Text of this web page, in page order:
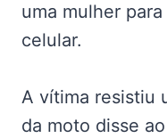
uma mulher
celular.
A vítima resistiu
da moto disse